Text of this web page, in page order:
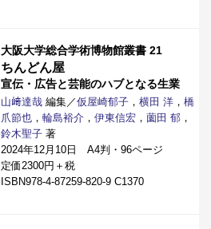
大阪大学総合学術博物館叢書 21
ちんどん屋
宣伝・広告と芸能のハブとなる生業
山﨑達哉 編集／仮屋崎郁子 ， 横田 洋 ， 橋
爪節也 ， 輪島裕介 ， 伊東信宏 ， 薗田 郁 ，
鈴木聖子 著
2024年12月10日 A4判・96ページ
定価2300円＋税
ISBN978-4-87259-820-9 C1370